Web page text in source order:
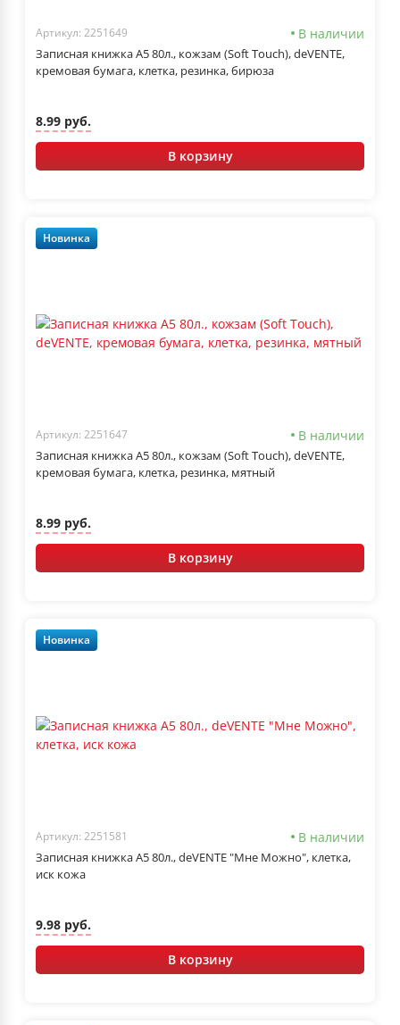
Артикул: 2251649 В наличии
Записная книжка А5 80л., кожзам (Soft Touch), deVENTE,
кремовая бумага, клетка, резинка, бирюза
8.99 руб.
В корзину
Новинка
Артикул: 2251647 В наличии
Записная книжка А5 80л., кожзам (Soft Touch), deVENTE,
кремовая бумага, клетка, резинка, мятный
8.99 руб.
В корзину
Новинка
Артикул: 2251581 В наличии
Записная книжка А5 80л., deVENTE "Мне Можно", клетка,
иск кожа
9.98 руб.
В корзину